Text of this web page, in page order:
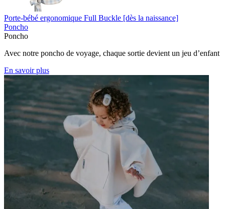
Porte-bébé ergonomique Full Buckle [dès la naissance]
Poncho
Poncho
Avec notre poncho de voyage, chaque sortie devient un jeu d’enfant
En savoir plus